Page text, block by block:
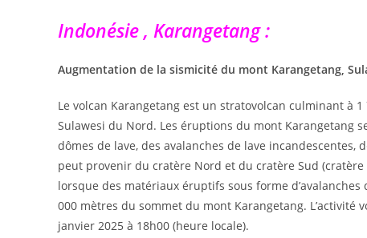
Indonésie , Karangetang :
Augmentation de la sismicité du mont Karangetang,
Le volcan Karangetang est un stratovolcan culminant à
Sulawesi du Nord. Les éruptions du mont Karangetang
dômes de lave, des avalanches de lave incandescentes,
peut provenir du cratère Nord et du cratère Sud
lorsque des matériaux éruptifs sous forme
000 mètres du sommet du mont Karangetang. L’activité
janvier 2025 à 18h00 (heure locale).